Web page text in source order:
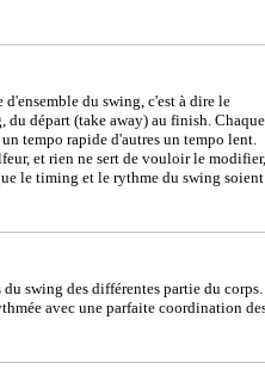
du swing, c'est à dire le
du départ (take away) au finish. Chaque
tempo rapide d'autres un tempo lent.
et rien ne sert de vouloir le modifier,
le timing et le rythme du swing soient
swing des différentes partie du corps.
avec une parfaite coordination